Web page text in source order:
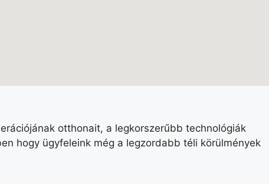
otthonait, a legkorszerűbb technológiák
hogy ügyfeleink még a legzordabb téli körülmények